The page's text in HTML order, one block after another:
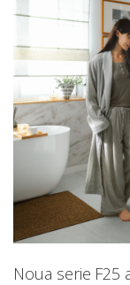
Noua serie